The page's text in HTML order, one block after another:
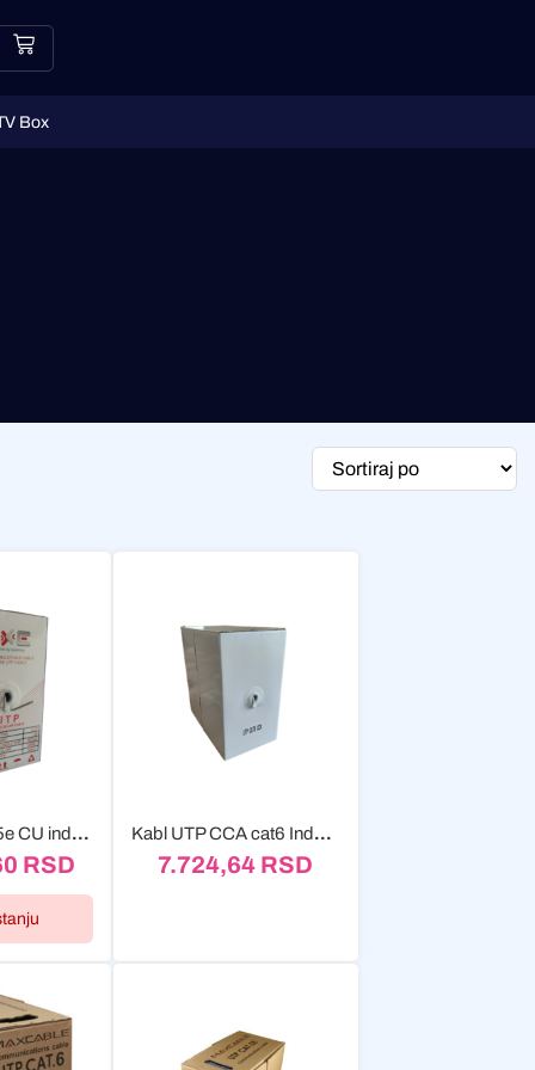
Box
Kabl UTP, cat 5e CU indoor ExeLink 305m
RSD
Kabl UTP CCA cat6 Indoor ExeLink 305m
7.724,64 RSD